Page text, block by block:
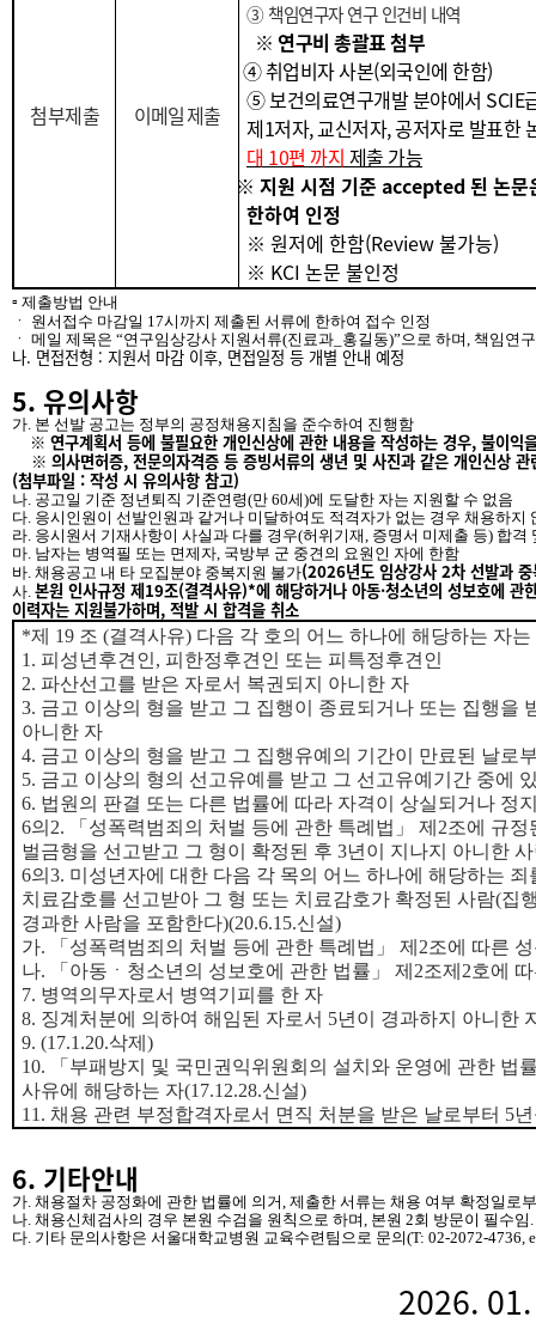
첨부제출 이메일 제출
③ 책임연구자 연구 인건비 내역
※ 연구비 총괄표 첨부
④ 취업비자 사본(외국인에 한함)
⑤ 보건의료연구개발 분야에서 SCIE
제1저자, 교신저자, 공저자로 발표한
대 10편 까지 제출 가능
※ 지원 시점 기준 accepted 된 논문
한하여 인정
※ 원저에 한함(Review 불가능)
※ KCI 논문 불인정
▫ 제출방법 안내
ㆍ 원서접수 마감일 17시까지 제출된 서류에 한하여 접수 인정
ㆍ 메일 제목은 “연구임상강사 지원서류(진료과_홍길동)”으로 하며, 책임연
나. 면접전형 : 지원서 마감 이후, 면접일정 등 개별 안내 예정
5. 유의사항
가. 본 선발 공고는 정부의 공정채용지침을 준수하여 진행함
※ 연구계획서 등에 불필요한 개인신상에 관한 내용을 작성하는 경우, 불이익
※ 의사면허증, 전문의자격증 등 증빙서류의 생년 및 사진과 같은 개인신상 관
(첨부파일 : 작성 시 유의사항 참고)
나. 공고일 기준 정년퇴직 기준연령(만 60세)에 도달한 자는 지원할 수 없음
다. 응시인원이 선발인원과 같거나 미달하여도 적격자가 없는 경우 채용하지
라. 응시원서 기재사항이 사실과 다를 경우(허위기재, 증명서 미제출 등) 합격
마. 남자는 병역필 또는 면제자, 국방부 군 중견의 요원인 자에 한함
바. 채용공고 내 타 모집분야 중복지원 불가(2026년도 임상강사 2차 선발과
사. 본원 인사규정 제19조(결격사유)*에 해당하거나 아동·청소년의 성보호에
이력자는 지원불가하며, 적발 시 합격을 취소
*제 19 조 (결격사유) 다음 각 호의 어느 하나에 해당하는 자
1. 피성년후견인, 피한정후견인 또는 피특정후견인
2. 파산선고를 받은 자로서 복권되지 아니한 자
3. 금고 이상의 형을 받고 그 집행이 종료되거나 또는 집행을
아니한 자
4. 금고 이상의 형을 받고 그 집행유예의 기간이 만료된 날로
5. 금고 이상의 형의 선고유예를 받고 그 선고유예기간 중에
6. 법원의 판결 또는 다른 법률에 따라 자격이 상실되거나 정
6의 2. 「 성폭력범죄의 처벌 등에 관한 특례법 」 제 2조에 규정
벌금형을 선고받고 그 형이 확정된 후 3년이 지나지 아니한
6의 3. 미성년자에 대한 다음 각 목의 어느 하나에 해당하는 죄
치료감호를 선고받아 그 형 또는 치료감호가 확정된 사람(집
경과한 사람을 포함한다)(20.6.15.신설)
가. 「 성폭력범죄의 처벌 등에 관한 특례법 」 제 2조에 따른
나. 「 아동 ㆍ 청소년의 성보호에 관한 법률 」 제 2조제 2호에
7. 병역의무자로서 병역기피를 한 자
8. 징계처분에 의하여 해임된 자로서 5년이 경과하지 아니한
9. (17.1.20.삭제 )
10.
「 부패방지 및 국민권익위원회의 설치와 운영에 관한 법
사유에 해당하는 자(17.12.28.신설)
11. 채용 관련 부정합격자로서 면직 처분을 받은 날로부터 5
6. 기타안내
가. 채용절차 공정화에 관한 법률에 의거, 제출한 서류는 채용 여부 확정일로
나. 채용신체검사의 경우 본원 수검을 원칙으로 하며, 본원 2회 방문이 필수임.
다. 기타 문의사항은 서울대학교병원 교육수련팀으로 문의(T: 02-2072-4736,
2026. 01